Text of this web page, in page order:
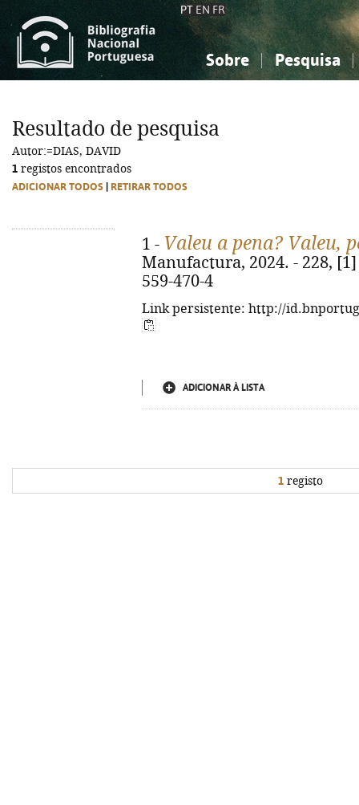
PT EN FR
Sobre Pesquisa
Ciências sociais...
Ciências sociais...
Resultado de pesquisa
Autor:=DIAS, DAVID
1 registos encontrados
ADICIONAR TODOS RETIRAR TODOS
1 - Valeu a pena? Valeu,
Manufactura, 2024. - 228,
559-470-4
Link persistente: http://
ADICIONAR À LISTA
1 registo